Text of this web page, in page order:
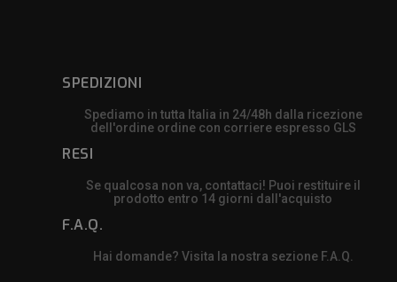
SPEDIZIONI
Spediamo in tutta Italia in 24/48h dalla ricezione
dell'ordine ordine con corriere espresso GLS
RESI
Se qualcosa non va, contattaci! Puoi restituire il
prodotto entro 14 giorni dall'acquisto
F.A.Q.
Hai domande? Visita la nostra sezione F.A.Q.